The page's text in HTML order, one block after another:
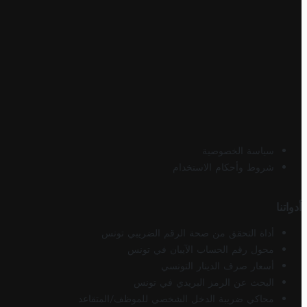
سياسة الخصوصية
شروط وأحكام الاستخدام
أدواتنا
أداة التحقق من صحة الرقم الضريبي تونس
محول رقم الحساب الآيبان في تونس
أسعار صرف الدينار التونسي
البحث عن الرمز البريدي في تونس
محاكي ضريبة الدخل الشخصي للموظف/المتقاعد